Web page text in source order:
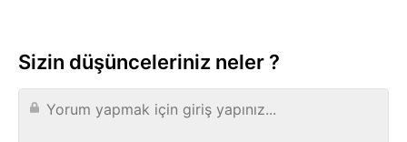
Sizin düşünceleriniz neler ?